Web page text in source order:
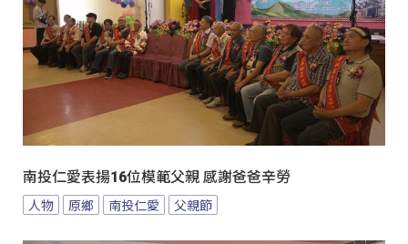
南投仁愛表揚16位模範父親 感謝爸爸辛勞
人物 原鄉 南投仁愛 父親節